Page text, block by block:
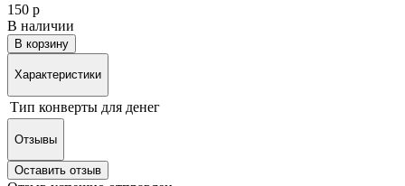
150 р
В наличии
В корзину
Характеристики
Тип конверты для денег
Отзывы
Оставить отзыв